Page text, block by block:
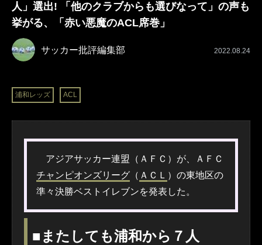
人」選出! 「他のクラブからも選びなって」の声も
挙がる、「赤い悪魔のACL席巻」
サッカー批評編集部 2022.08.24
浦和レッズ ACL
アジアサッカー連盟（ＡＦＣ）が、ＡＦＣ
チャンピオンズリーグ （ ＡＣＬ ）の東地区の
準々決勝ベストイレブンを発表した。
■またしても浦和から７人